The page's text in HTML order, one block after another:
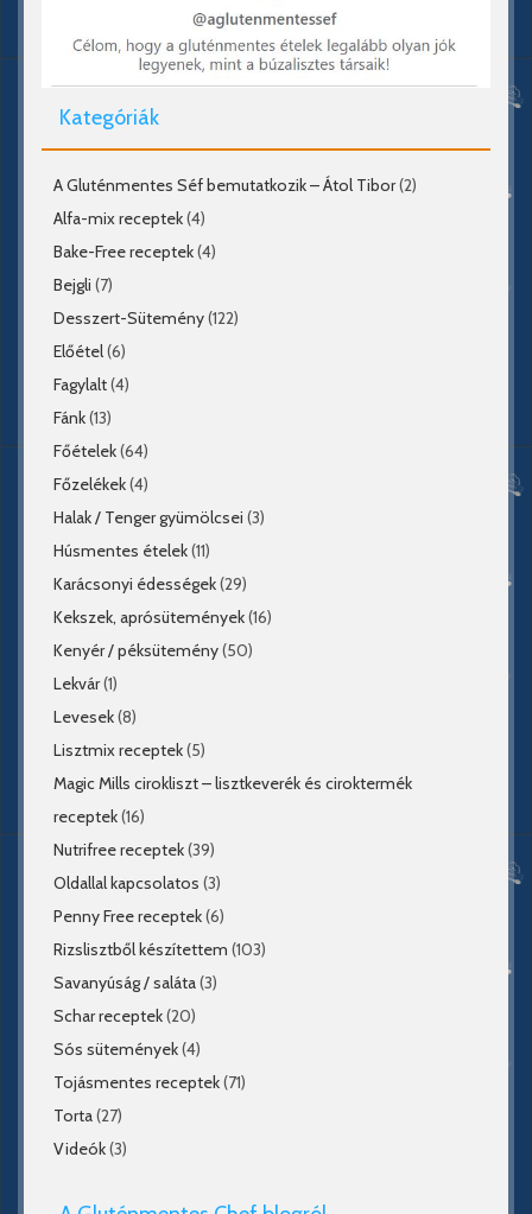
Kategóriák
A Gluténmentes Séf bemutatkozik – Átol Tibor(2)
Alfa-mix receptek(4)
Bake-Free receptek(4)
Bejgli (7)
Desszert-Sütemény(122)
Előétel(6)
Fagylalt(4)
Fánk(13)
Főételek(64)
Főzelékek(4)
Halak / Tenger gyümölcsei (3)
Húsmentes ételek(11)
Karácsonyi édességek(29)
Kekszek, aprósütemények(16)
Kenyér / péksütemény(50)
Lekvár(1)
Levesek(8)
Lisztmix receptek(5)
Magic Mills cirokliszt – lisztkeverék és ciroktermék
receptek(16)
Nutrifree receptek(39)
Oldallal kapcsolatos (3)
Penny Free receptek(6)
Rizslisztből készítettem (103)
Savanyúság / saláta(3)
Schar receptek(20)
Sós sütemények(4)
Tojásmentes receptek(71)
Torta(27)
Videók(3)